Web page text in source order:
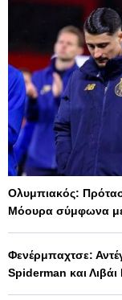
Ολυμπιακός:
Μόουρα σύμφωνα
Φενέρμπαχτσε:
Spiderman και